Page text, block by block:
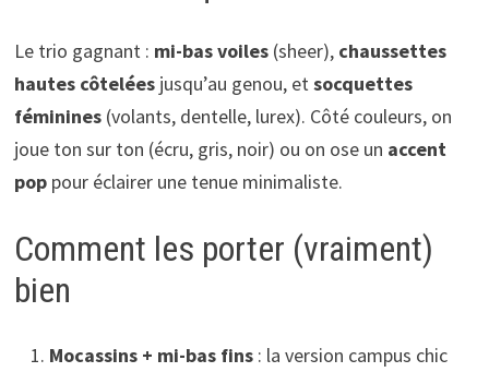
Le trio gagnant : mi-bas voiles(sheer), chaussettes
hautes côteléesjusqu’au genou, etsocquettes
féminines(volants, dentelle, lurex). Côté couleurs, on
joue ton sur ton (écru, gris, noir) ou on ose un accent
poppour éclairer une tenue minimaliste.
Comment les porter (vraiment)
bien
Mocassins + mi-bas fins: la version campus chic